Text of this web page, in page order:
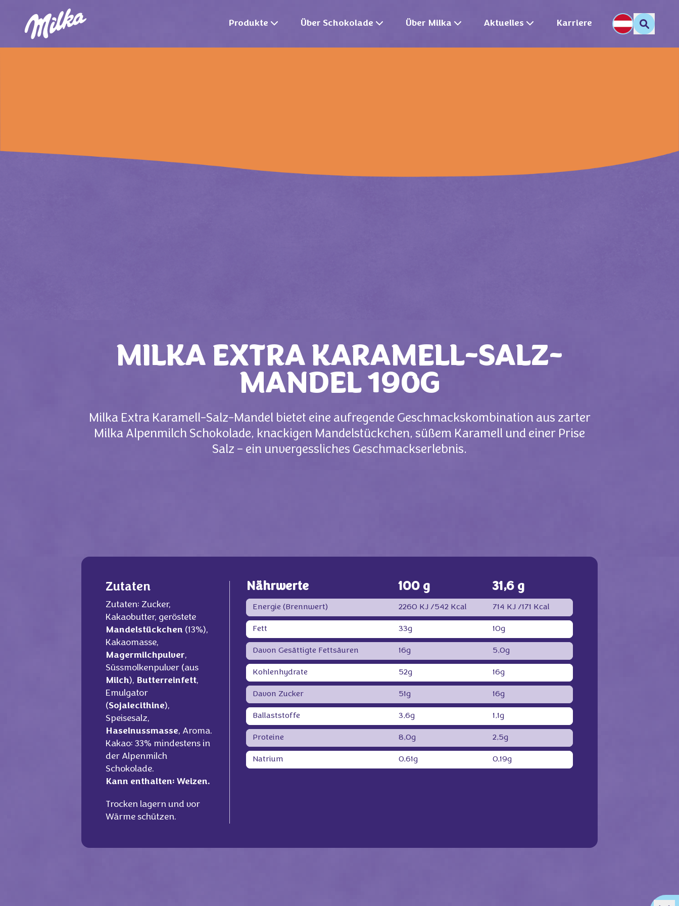
Produkte Über Schokolade Über Milka Aktuelles Karriere
MILKA EXTRA KARAMELL-SALZ-
MANDEL 190G
Milka Extra Karamell-Salz-Mandel bietet eine aufregende Geschmackskombination aus zarter
Milka Alpenmilch Schokolade, knackigen Mandelstückchen, süßem Karamell und einer Prise
Salz – ein unvergessliches Geschmackserlebnis.
Zutaten
Zutaten: Zucker,
Kakaobutter, geröstete
Mandelstückchen (13%),
Kakaomasse,
Magermilchpulver,
Süssmolkenpulver (aus
Milch), Butterreinfett,
Emulgator
(Sojalecithine),
Speisesalz,
Haselnussmasse, Aroma.
Kakao: 33% mindestens in
der Alpenmilch
Schokolade.
Kann enthalten: Weizen.
Trocken lagern und vor
Wärme schützen.
Nährwerte 100 g 31,6 g
Energie (Brennwert) 2260 KJ /542 Kcal 714 KJ /171 Kcal
Fett 33g 10g
Davon Gesättigte Fettsäuren 16g 5,0g
Kohlenhydrate 52g 16g
Davon Zucker 51g 16g
Ballaststoffe 3,6g 1,1g
Proteine 8,0g 2,5g
Natrium 0,61g 0,19g